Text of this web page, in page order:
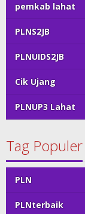
pemkab lahat
PLNS2JB
PLNUIDS2JB
Cik Ujang
PLNUP3 Lahat
Tag Populer
PLN
PLNterbaik